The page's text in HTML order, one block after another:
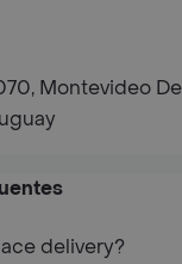
Montevideo
delivery?